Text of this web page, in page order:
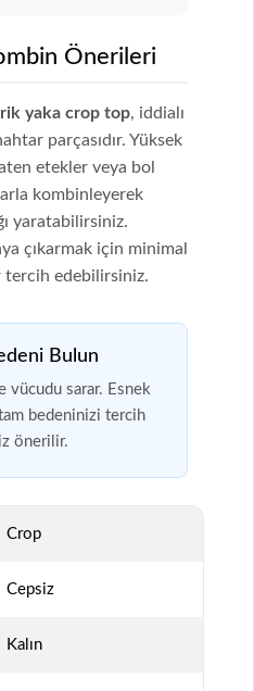
Önerileri
yaka crop top, iddialı
parçasıdır. Yüksek
etekler veya bol
kombinleyerek
yaratabilirsiniz.
çıkarmak için minimal
tercih edebilirsiniz.
Bulun
vücudu sarar. Esnek
bedeninizi tercih
önerilir.
Crop
Cepsiz
Kalın